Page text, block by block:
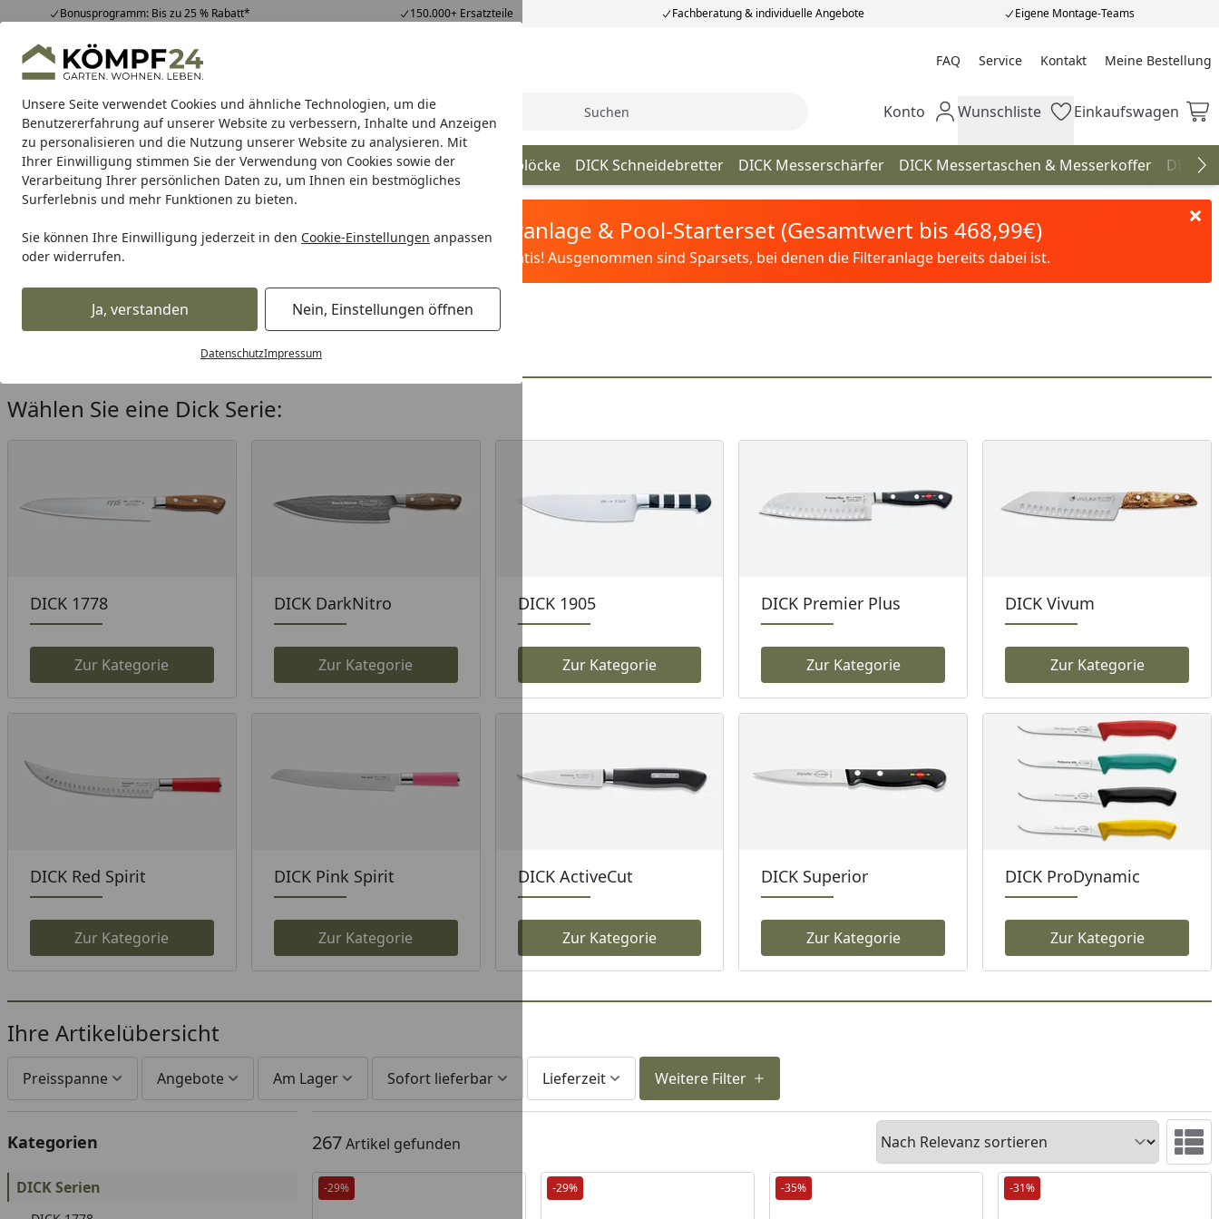
Unsere Seite verwendet Cookies und ähnliche Technologien, um die
Benutzererfahrung auf unserer Website zu verbessern, Inhalte und Anzeigen
zu personalisieren und die Nutzung unserer Website zu analysieren. Mit
Ihrer Einwilligung stimmen Sie der Verwendung von Cookies sowie der
Verarbeitung Ihrer persönlichen Daten zu, um Ihnen ein bestmögliches
Surferlebnis und mehr Funktionen zu bieten.
Sie können Ihre Einwilligung jederzeit in den Cookie-Einstellungen anpassen
oder widerrufen.
Ja, verstanden Nein, Einstellungen öffnen
DatenschutzImpressum
Bonusprogramm: Bis zu 25 % Rabatt* 150.000+ Ersatzteile Fachberatung & individuelle Angebote Eigene Montage-Teams
Hotline07051 / 9 22 22
Mo-Fr. 8-16 Uhr 25.956 Bewertungen FAQ Service Kontakt Meine Bestellung
Meine Bestellung
Alle Produkte
Alle ProdukteHighlights Tipps & Tricks Suche Mein Konto
Konto Wunschliste
Wunschliste Einkaufswagen
Einkaufswagen
DICK DICK Serien DICK Messer DICK Messersets DICK Messerblöcke DICK Schneidebretter DICK Messerschärfer DICK Messertaschen & Messerkoffer DICK
Karibu Pools inkl. gratis Sandfilteranlage & Pool-Starterset (Gesamtwert bis 468,99€)
Dein Traumpool im Sorglos-Paket: Filter&Pflege gratis! Ausgenommen sind Sparsets, bei denen die Filteranlage bereits dabei ist.
Startseite
DICK Serien
Wählen Sie eine Dick Serie:
DICK 1778
Zur Kategorie
DICK DarkNitro
Zur Kategorie
DICK 1905
Zur Kategorie
DICK Premier Plus
Zur Kategorie
DICK Vivum
Zur Kategorie
DICK Red Spirit
Zur Kategorie
DICK Pink Spirit
Zur Kategorie
DICK ActiveCut
Zur Kategorie
DICK Superior
Zur Kategorie
DICK ProDynamic
Zur Kategorie
Ihre Artikelübersicht
Preisspanne Angebote Am Lager Sofort lieferbar Lieferzeit Weitere Filter
Kategorien
DICK Serien
267Artikel gefunden
Sortieren
-29% -29% -35% -31%